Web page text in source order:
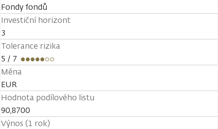
Fondy fondů
Investiční horizont
3
Tolerance rizika
5 / 7
Měna
EUR
Hodnota podílového listu
90,8700
Výnos (1 rok)